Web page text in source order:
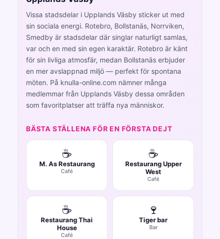
Vissa stadsdelar i Upplands Väsby sticker ut med
sin sociala energi. Rotebro, Bollstanäs, Norrviken,
Smedby är stadsdelar där singlar naturligt samlas,
var och en med sin egen karaktär. Rotebro är känt
för sin livliga atmosfär, medan Bollstanäs erbjuder
en mer avslappnad miljö — perfekt för spontana
möten. På knulla-online.com nämner många
medlemmar från Upplands Väsby dessa områden
som favoritplatser att träffa nya människor.
BÄSTA STÄLLENA FÖR EN FÖRSTA DEJT
☕
M. As Restaurang
Café
☕
Restaurang Upper
West
Café
☕
Restaurang Thai
House
Café
🍷
Tiger bar
Bar